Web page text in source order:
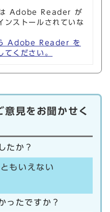
は Adobe Reader が
ンストールされていな
Adobe Reader を
てください。
意見をお聞かせく
たか？
もいえない
ったですか？